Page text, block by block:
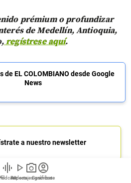
graphic_eq play_arrow
Videos
photo_camera
Reportajes gráficos
account_circle
Suscríbete
prémium o profundizar
de Medellín, Antioquia,
regístrese aquí.
de EL COLOMBIANO desde Google
News
a nuestro newsletter